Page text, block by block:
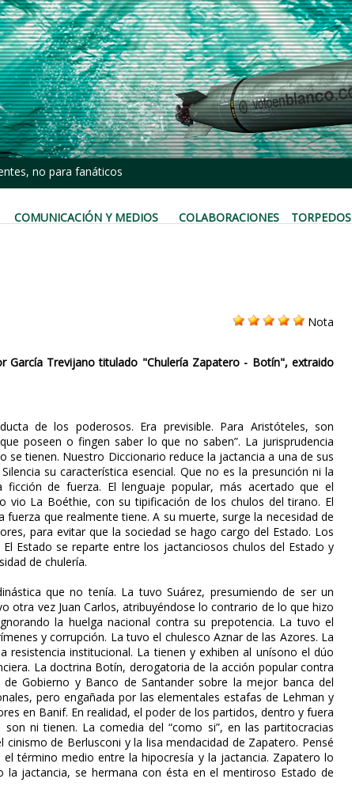
no para fanáticos
COMUNICACIÓN Y MEDIOS COLABORACIONES TORPEDOS
Nota
Trevijano titulado "Chulería Zapatero - Botín", extraido
de los poderosos. Era previsible. Para Aristóteles, son
poseen o fingen saber lo que no saben”. La jurisprudencia
tienen. Nuestro Diccionario reduce la jactancia a una de sus
su característica esencial. Que no es la presunción ni la
de fuerza. El lenguaje popular, más acertado que el
vio La Boéthie, con su tipificación de los chulos del tirano. El
que realmente tiene. A su muerte, surge la necesidad de
para evitar que la sociedad se hago cargo del Estado. Los
Estado se reparte entre los jactanciosos chulos del Estado y
de chulería.
que no tenía. La tuvo Suárez, presumiendo de ser un
otra vez Juan Carlos, atribuyéndose lo contrario de lo que hizo
la huelga nacional contra su prepotencia. La tuvo el
y corrupción. La tuvo el chulesco Aznar de las Azores. La
institucional. La tienen y exhiben al unísono el dúo
La doctrina Botín, derogatoria de la acción popular contra
Gobierno y Banco de Santander sobre la mejor banca del
pero engañada por las elementales estafas de Lehman y
en Banif. En realidad, el poder de los partidos, dentro y fuera
ni tienen. La comedia del “como si”, en las partitocracias
de Berlusconi y la lisa mendacidad de Zapatero. Pensé
término medio entre la hipocresía y la jactancia. Zapatero lo
jactancia, se hermana con ésta en el mentiroso Estado de